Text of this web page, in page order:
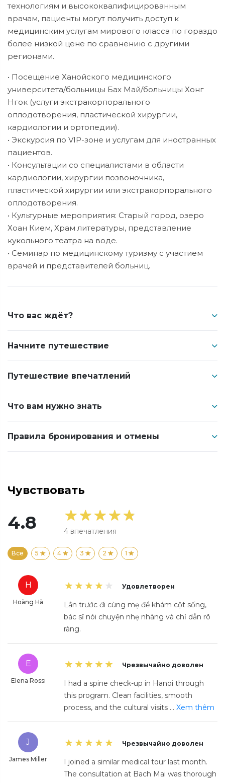
технологиям и высококвалифицированным
врачам, пациенты могут получить доступ к
медицинским услугам мирового класса по гораздо
более низкой цене по сравнению с другими
регионами.
• Посещение Ханойского медицинского
университета/больницы Бах Май/больницы Хонг
Нгок (услуги экстракорпорального
оплодотворения, пластической хирургии,
кардиологии и ортопедии).
• Экскурсия по VIP-зоне и услугам для иностранных
пациентов.
• Консультации со специалистами в области
кардиологии, хирургии позвоночника,
пластической хирургии или экстракорпорального
оплодотворения.
• Культурные мероприятия: Старый город, озеро
Хоан Кием, Храм литературы, представление
кукольного театра на воде.
• Семинар по медицинскому туризму с участием
врачей и представителей больниц.
Что вас ждёт?
Начните путешествие
Путешествие впечатлений
Что вам нужно знать
Правила бронирования и отмены
Чувствовать
4.8 4 впечатления
Все 5 4 3 2 1
H
Hoàng Hà
Удовлетворен
Lần trước đi cùng mẹ để khám cột sống,
bác sĩ nói chuyện nhẹ nhàng và chỉ dẫn rõ
ràng.
E
Elena Rossi
Чрезвычайно доволен
I had a spine check-up in Hanoi through
this program. Clean facilities, smooth
process, and the cultural visits ... Xem thêm
J
James Miller
Чрезвычайно доволен
I joined a similar medical tour last month.
The consultation at Bach Mai was thorough